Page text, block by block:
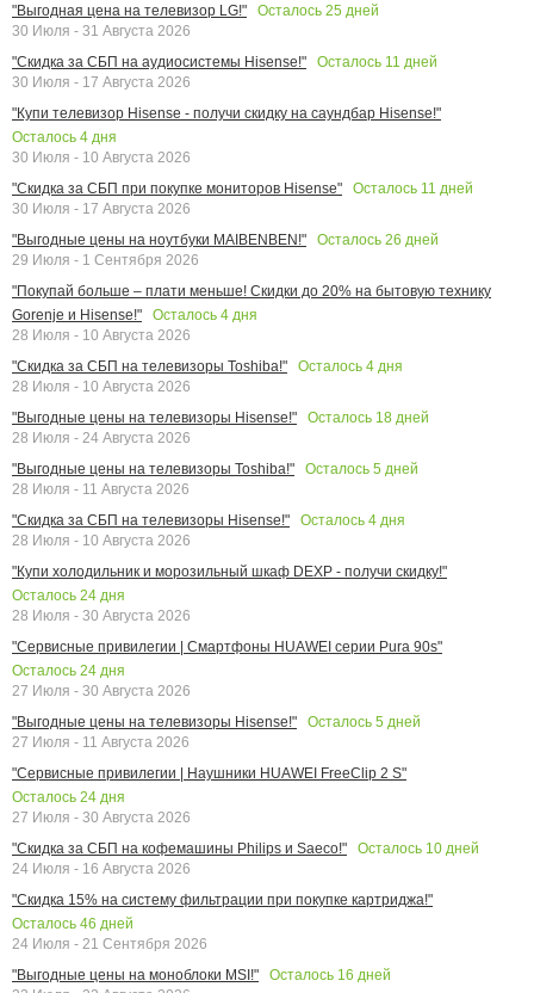
"Выгодная цена на телевизор LG!"
Осталось 25 дней
30 Июля - 31 Августа 2026
"Скидка за СБП на аудиосистемы Hisense!"
Осталось 11 дней
30 Июля - 17 Августа 2026
"Купи телевизор Hisense - получи скидку на саундбар Hisense!"
Осталось 4 дня
30 Июля - 10 Августа 2026
"Скидка за СБП при покупке мониторов Hisense"
Осталось 11 дней
30 Июля - 17 Августа 2026
"Выгодные цены на ноутбуки MAIBENBEN!"
Осталось 26 дней
29 Июля - 1 Сентября 2026
"Покупай больше – плати меньше! Скидки до 20% на бытовую технику
Gorenje и Hisense!"
Осталось 4 дня
28 Июля - 10 Августа 2026
"Скидка за СБП на телевизоры Toshiba!"
Осталось 4 дня
28 Июля - 10 Августа 2026
"Выгодные цены на телевизоры Hisense!"
Осталось 18 дней
28 Июля - 24 Августа 2026
"Выгодные цены на телевизоры Toshiba!"
Осталось 5 дней
28 Июля - 11 Августа 2026
"Скидка за СБП на телевизоры Hisense!"
Осталось 4 дня
28 Июля - 10 Августа 2026
"Купи холодильник и морозильный шкаф DEXP - получи скидку!"
Осталось 24 дня
28 Июля - 30 Августа 2026
"Сервисные привилегии | Смартфоны HUAWEI серии Pura 90s"
Осталось 24 дня
27 Июля - 30 Августа 2026
"Выгодные цены на телевизоры Hisense!"
Осталось 5 дней
27 Июля - 11 Августа 2026
"Сервисные привилегии | Наушники HUAWEI FreeClip 2 S"
Осталось 24 дня
27 Июля - 30 Августа 2026
"Скидка за СБП на кофемашины Philips и Saeco!"
Осталось 10 дней
24 Июля - 16 Августа 2026
"Скидка 15% на систему фильтрации при покупке картриджа!"
Осталось 46 дней
24 Июля - 21 Сентября 2026
"Выгодные цены на моноблоки MSI!"
Осталось 16 дней